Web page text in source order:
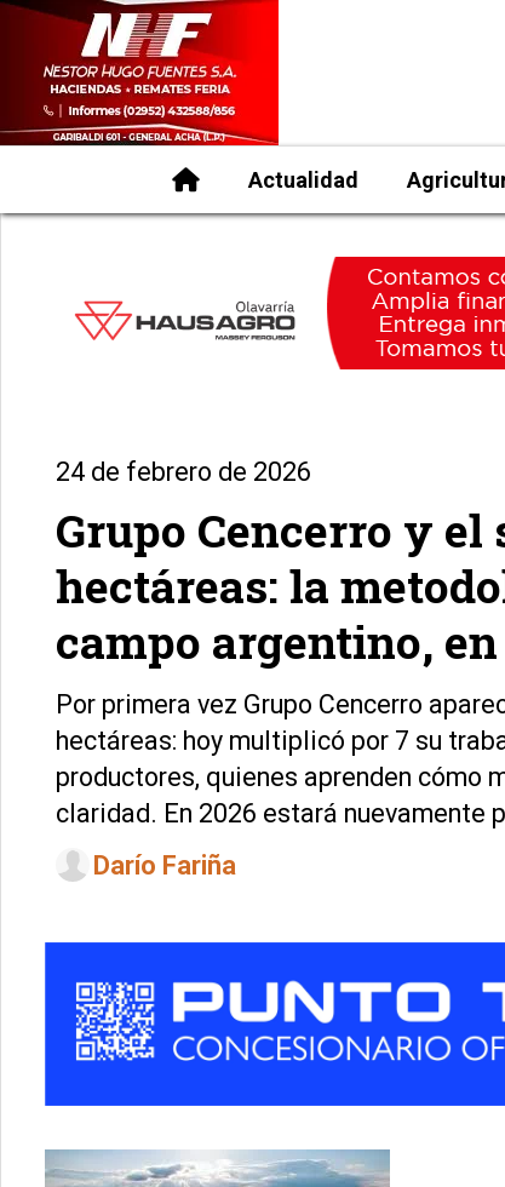
Actualidad
Grupo Cencerro y el
hectáreas: la
campo argentino,
Por primera vez Grupo Cencerro
hectáreas: hoy multiplicó por 7 su
productores, quienes aprenden cómo
claridad. En 2026 estará nuevamente
24 de febrero de 2026
Darío Fariña